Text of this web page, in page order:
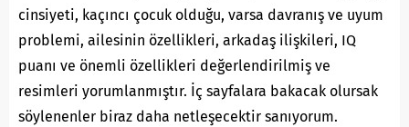
cinsiyeti, kaçıncı çocuk olduğu, varsa davranış ve uyum
problemi, ailesinin özellikleri, arkadaş ilişkileri, IQ
puanı ve önemli özellikleri değerlendirilmiş ve
resimleri yorumlanmıştır. İç sayfalara bakacak olursak
söylenenler biraz daha netleşecektir sanıyorum.